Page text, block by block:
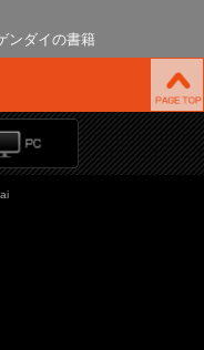
ンダイの書籍